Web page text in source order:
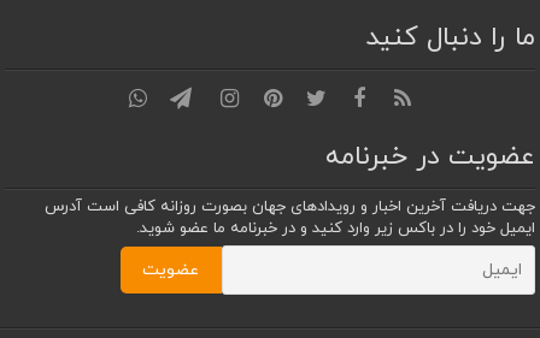
ما را دنبال کنید
عضویت در خبرنامه
جهت دریافت آخرین اخبار و رویدادهای جهان بصورت روزانه کافی است آدرس
ایمیل خود را در باکس زیر وارد کنید و در خبرنامه ما عضو شوید.